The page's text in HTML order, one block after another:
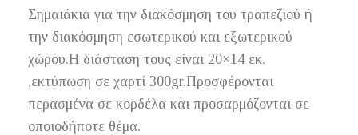
Σημαιάκια για την διακόσμηση του τραπεζιού ή
την διακόσμηση εσωτερικού και εξωτερικού
χώρου.Η διάσταση τους είναι 20×14 εκ.
,εκτύπωση σε χαρτί 300gr.Προσφέρονται
περασμένα σε κορδέλα και προσαρμόζονται σε
οποιοδήποτε θέμα.